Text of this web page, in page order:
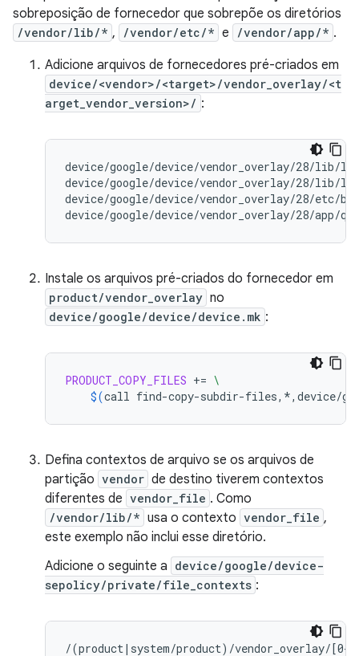
sobreposição de fornecedor que sobrepõe os diretórios
/vendor/lib/* , /vendor/etc/* e /vendor/app/* .
Adicione arquivos de fornecedores pré-criados em
device/<vendor>/<target>/vendor_overlay/<t
arget_vendor_version>/ :
device/google/device/vendor_overlay/28/lib/
device/google/device/vendor_overlay/28/lib/
device/google/device/vendor_overlay/28/etc/
device/google/device/vendor_overlay/28/app/
Instale os arquivos pré-criados do fornecedor em
product/vendor_overlay no
device/google/device/device.mk :
PRODUCT_COPY_FILES += \
$(call find-copy-subdir-files,*,device/
Defina contextos de arquivo se os arquivos de
partição vendor de destino tiverem contextos
diferentes de vendor_file . Como
/vendor/lib/* usa o contexto vendor_file ,
este exemplo não inclui esse diretório.
Adicione o seguinte a device/google/device-
sepolicy/private/file_contexts :
/(product|system/product)/vendor_overlay/